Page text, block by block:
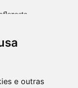
e outras
uma